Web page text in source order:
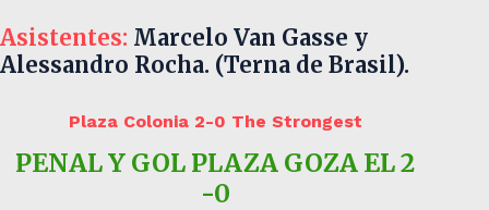
Asistentes: Marcelo Van Gasse y
Alessandro Rocha. (Terna de Brasil).
Plaza Colonia 2-0 The Strongest
PENAL Y GOL PLAZA GOZA EL 2
-0